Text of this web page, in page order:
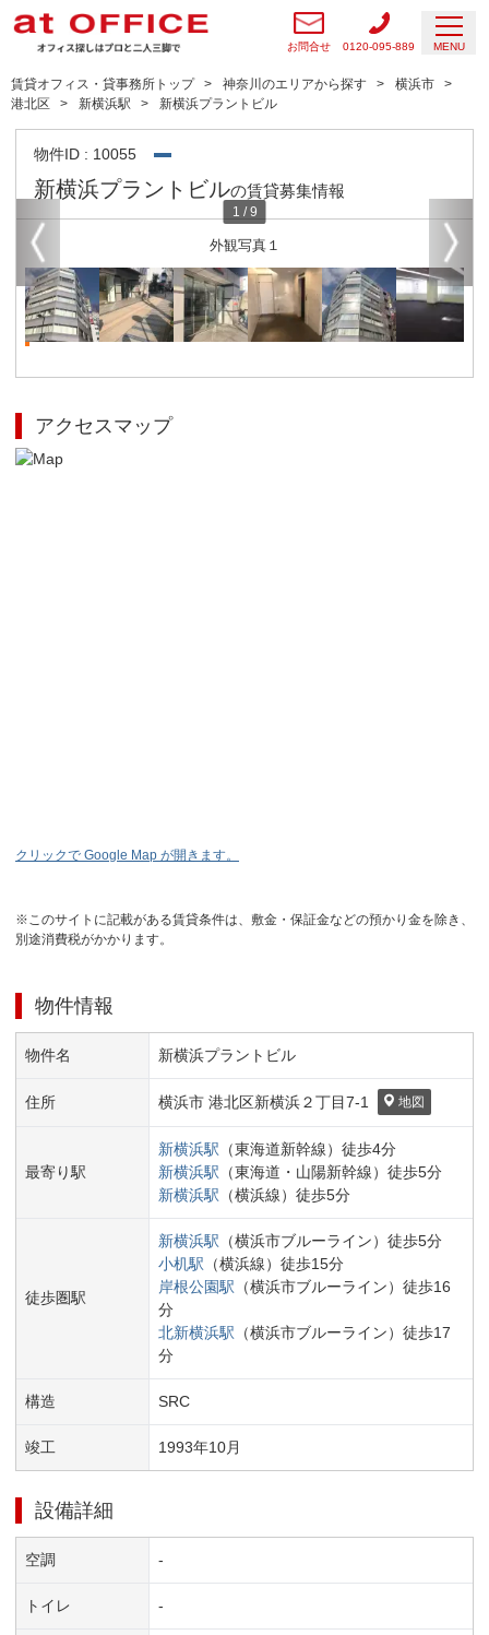
お問合せ 0120-095-889 MENU
賃貸オフィス・貸事務所トップ 神奈川のエリアから探す
横浜市
港北区
新横浜駅 新横浜プラントビル
物件ID : 10055
新横浜プラントビルの賃貸募集情報
外観写真１
1 /9
アクセスマップ
クリックで Google Map が開きます。
※このサイトに記載がある賃貸条件は、敷金・保証金などの預かり金を除き、
別途消費税がかかります。
物件情報
物件名 新横浜プラントビル
住所 横浜市 港北区新横浜２丁目7-1 地図
最寄り駅
新横浜駅 （東海道新幹線） 徒歩4分
新横浜駅 （東海道・山陽新幹線） 徒歩5分
新横浜駅 （横浜線） 徒歩5分
徒歩圏駅
新横浜駅 （横浜市ブルーライン） 徒歩5分
小机駅 （横浜線） 徒歩15分
岸根公園駅 （横浜市ブルーライン） 徒歩16
分
北新横浜駅 （横浜市ブルーライン） 徒歩17
分
構造 SRC
竣工 1993年10月
設備詳細
空調 -
トイレ -